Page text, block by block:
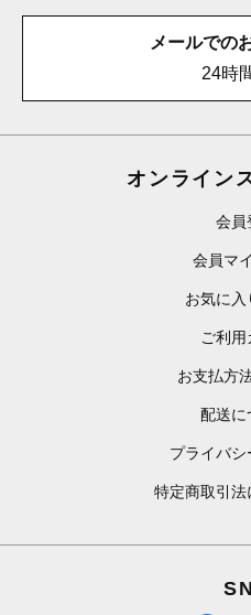
メールでの
24時
オンライン
会員
会員マ
お気に入
ご利用
お支払方
配送に
プライバシ
特定商取引